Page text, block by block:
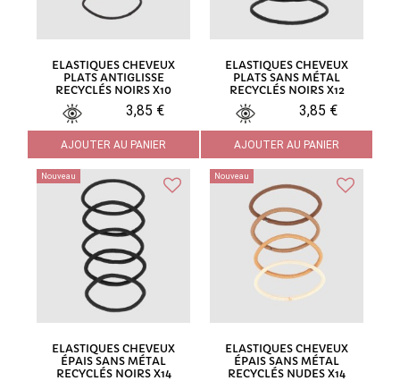
ELASTIQUES CHEVEUX
PLATS ANTIGLISSE
RECYCLÉS NOIRS X10
3,85 €
AJOUTER AU PANIER
ELASTIQUES CHEVEUX
PLATS SANS MÉTAL
RECYCLÉS NOIRS X12
3,85 €
AJOUTER AU PANIER
Nouveau
ELASTIQUES CHEVEUX
ÉPAIS SANS MÉTAL
RECYCLÉS NOIRS X14
Nouveau
ELASTIQUES CHEVEUX
ÉPAIS SANS MÉTAL
RECYCLÉS NUDES X14